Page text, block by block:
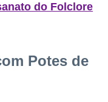
do Folclore
Potes de